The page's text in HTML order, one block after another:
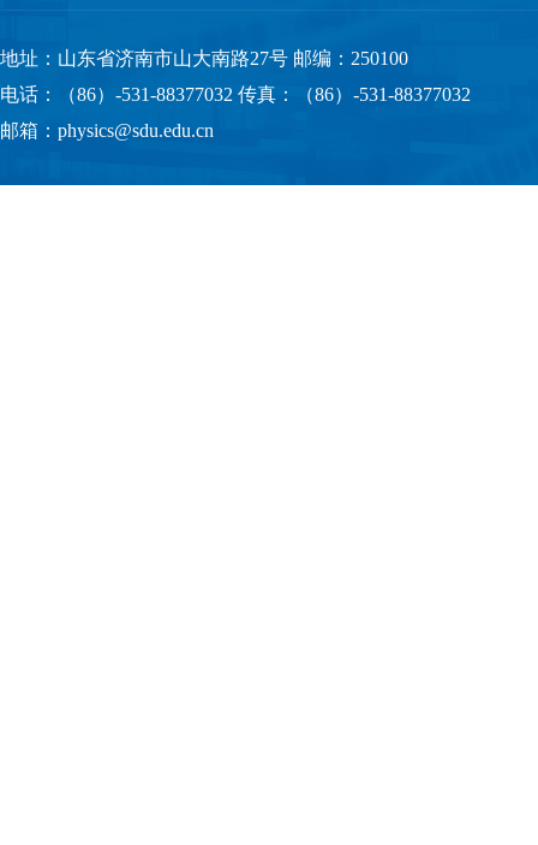
地址：山东省济南市山大南路27号 邮编：250100
电话：（86）-531-88377032 传真：（86）-531-88377032
邮箱：physics@sdu.edu.cn